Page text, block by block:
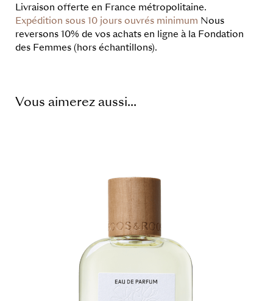
Livraison offerte en France métropolitaine.
Expédition sous 10 jours ouvrés minimum Nous
reversons 10% de vos achats en ligne à la Fondation
des Femmes (hors échantillons).
Vous aimerez aussi...